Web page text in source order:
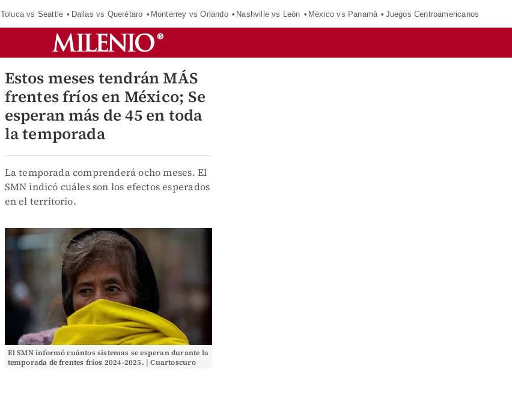
Toluca vs Seattle Dallas vs Querétaro Monterrey vs Orlando Nashville vs León México vs Panamá Juegos Centroamericanos
Estos meses tendrán MÁS
frentes fríos en México; Se
esperan más de 45 en toda
la temporada
La temporada comprenderá ocho meses. El
SMN indicó cuáles son los efectos esperados
en el territorio.
El SMN informó cuántos sistemas se esperan durante la
temporada de frentes fríos 2024-2025. | Cuartoscuro